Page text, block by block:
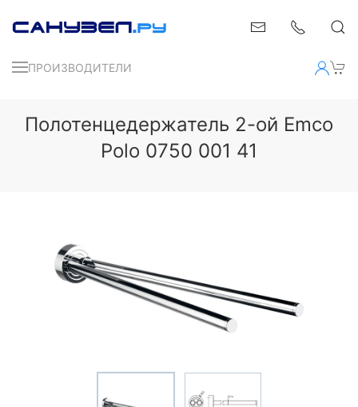
ПРОИЗВОДИТЕЛИ
Полотенцедержатель 2-ой Emco
Polo 0750 001 41